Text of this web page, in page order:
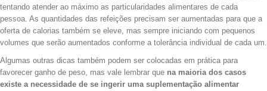
tentando atender ao máximo as particularidades alimentares de cada
pessoa. As quantidades das refeições precisam ser aumentadas para que a
oferta de calorias também se eleve, mas sempre iniciando com pequenos
volumes que serão aumentados conforme a tolerância individual de cada um.
Algumas outras dicas também podem ser colocadas em prática para
favorecer ganho de peso, mas vale lembrar que na maioria dos casos
existe a necessidade de se ingerir uma suplementação alimentar